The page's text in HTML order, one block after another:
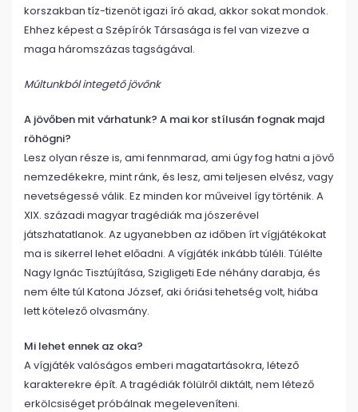
korszakban tíz-tizenöt igazi író akad, akkor sokat mondok.
Ehhez képest a Szépírók Társasága is fel van vizezve a
maga háromszázas tagságával.
Múltunkból integető jövőnk
A jövőben mit várhatunk? A mai kor stílusán fognak majd
röhögni?
Lesz olyan része is, ami fennmarad, ami úgy fog hatni a jövő
nemzedékekre, mint ránk, és lesz, ami teljesen elvész, vagy
nevetségessé válik. Ez minden kor műveivel így történik. A
XIX. századi magyar tragédiák ma jószerével
játszhatatlanok. Az ugyanebben az időben írt vígjátékokat
ma is sikerrel lehet előadni. A vígjáték inkább túléli. Túlélte
Nagy Ignác Tisztújítása, Szigligeti Ede néhány darabja, és
nem élte túl Katona József, aki óriási tehetség volt, hiába
lett kötelező olvasmány.
Mi lehet ennek az oka?
A vígjáték valóságos emberi magatartásokra, létező
karakterekre épít. A tragédiák fölülről diktált, nem létező
erkölcsiséget próbálnak megeleveníteni.